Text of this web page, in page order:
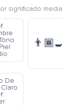
significado
De